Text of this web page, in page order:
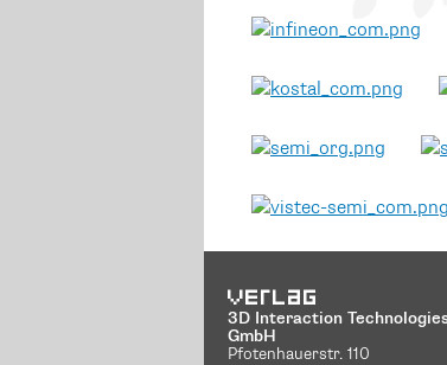
Verlag
3D Interaction
GmbH
Pfotenhauerstr. 110